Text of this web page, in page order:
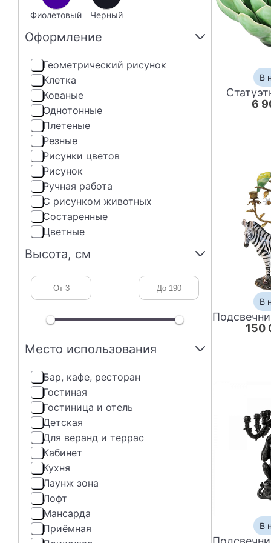
фиолетовый черный
Оформление
геометрический рисунок
клетка
кованые
однотонные
плетеные
резные
рисунки цветов
рисунок
ручная работа
с рисунком животных
состаренные
цветные
Высота, см
Место использования
бар, кафе, ресторан
гостиная
гостиница и отель
детская
Для веранд и террас
кабинет
кухня
лаунж зона
лофт
мансарда
приёмная
В
6
В
150
В